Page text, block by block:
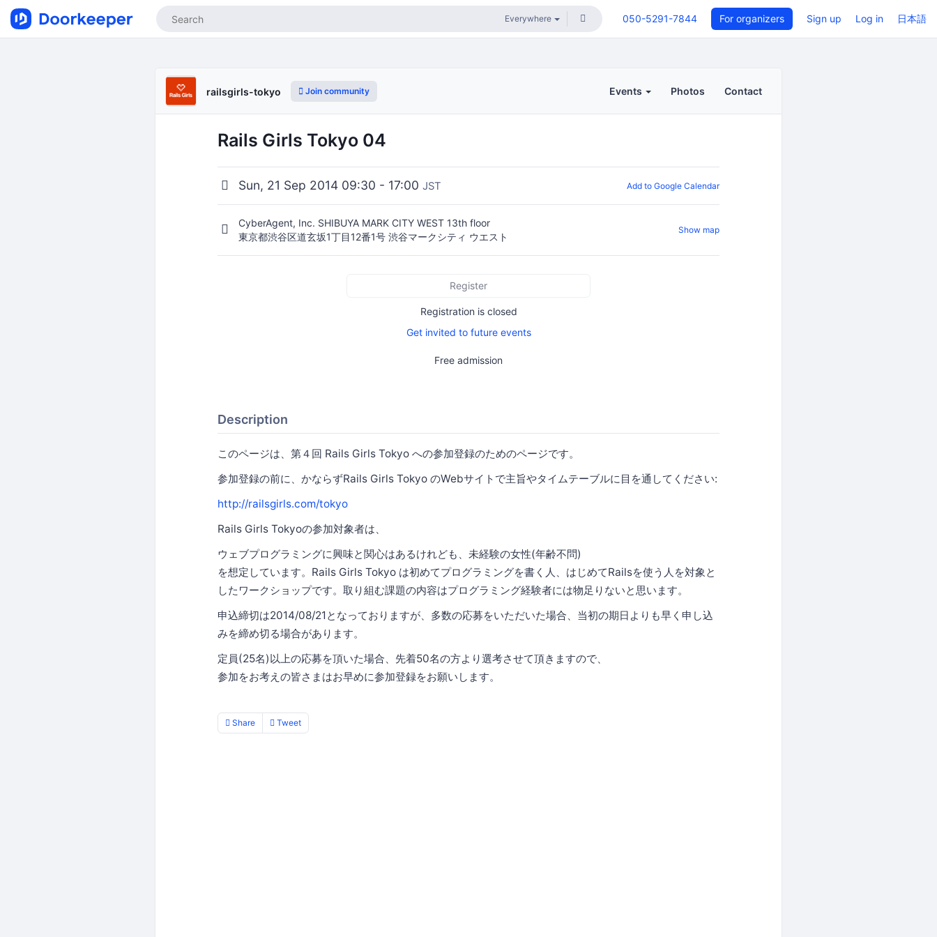
050-5291-7844 For organizers Sign up Log in 日本語
railsgirls-tokyo Join community Events Photos Contact
Rails Girls Tokyo 04
Sun, 21 Sep 2014 09:30 - 17:00 JST Add to Google Calendar
CyberAgent, Inc. SHIBUYA MARK CITY WEST 13th floor
東京都渋谷区道玄坂1丁目12番1号 渋谷マークシティ ウエスト
Show map
Register
Registration is closed
Get invited to future events
Free admission
Description
このページは、第４回 Rails Girls Tokyo への参加登録のためのページです。
参加登録の前に、かならずRails Girls Tokyo のWebサイトで主旨やタイムテーブルに目を通してください:
http://railsgirls.com/tokyo
Rails Girls Tokyoの参加対象者は、
ウェブプログラミングに興味と関心はあるけれども、未経験の女性(年齢不問)
を想定しています。Rails Girls Tokyo は初めてプログラミングを書く人、はじめてRailsを使う人を対象と
したワークショップです。取り組む課題の内容はプログラミング経験者には物足りないと思います。
申込締切は2014/08/21となっておりますが、多数の応募をいただいた場合、当初の期日よりも早く申し込
みを締め切る場合があります。
定員(25名)以上の応募を頂いた場合、先着50名の方より選考させて頂きますので、
参加をお考えの皆さまはお早めに参加登録をお願いします。
Share Tweet